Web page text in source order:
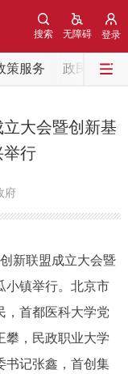
登录
无障碍
搜索
策服务 政民互动
政策服务
回应关切
大会暨创新基
举行
府
新联盟成立大会暨
小镇举行。北京市
，首都医科大学党
攀，民政职业大学
书记张鑫，首创集